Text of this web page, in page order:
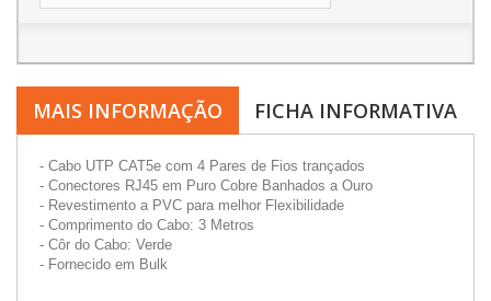
MAIS INFORMAÇÃO FICHA INFORMATIVA
- Cabo UTP CAT5e com 4 Pares de Fios trançados
- Conectores RJ45 em Puro Cobre Banhados a Ouro
- Revestimento a PVC para melhor Flexibilidade
- Comprimento do Cabo: 3 Metros
- Côr do Cabo: Verde
- Fornecido em Bulk